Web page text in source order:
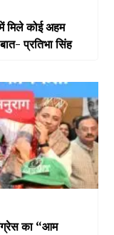
मिले कोई अहम
प्रतिभा सिंह
का “आम